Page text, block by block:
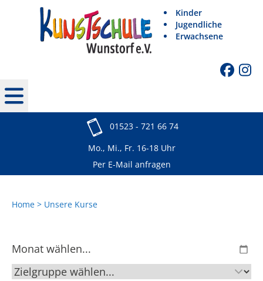
Kinder
Jugendliche
Erwachsene
01523 - 721 66 74
Mo., Mi., Fr. 16-18 Uhr
Per E-Mail anfragen
Home Unsere Kurse